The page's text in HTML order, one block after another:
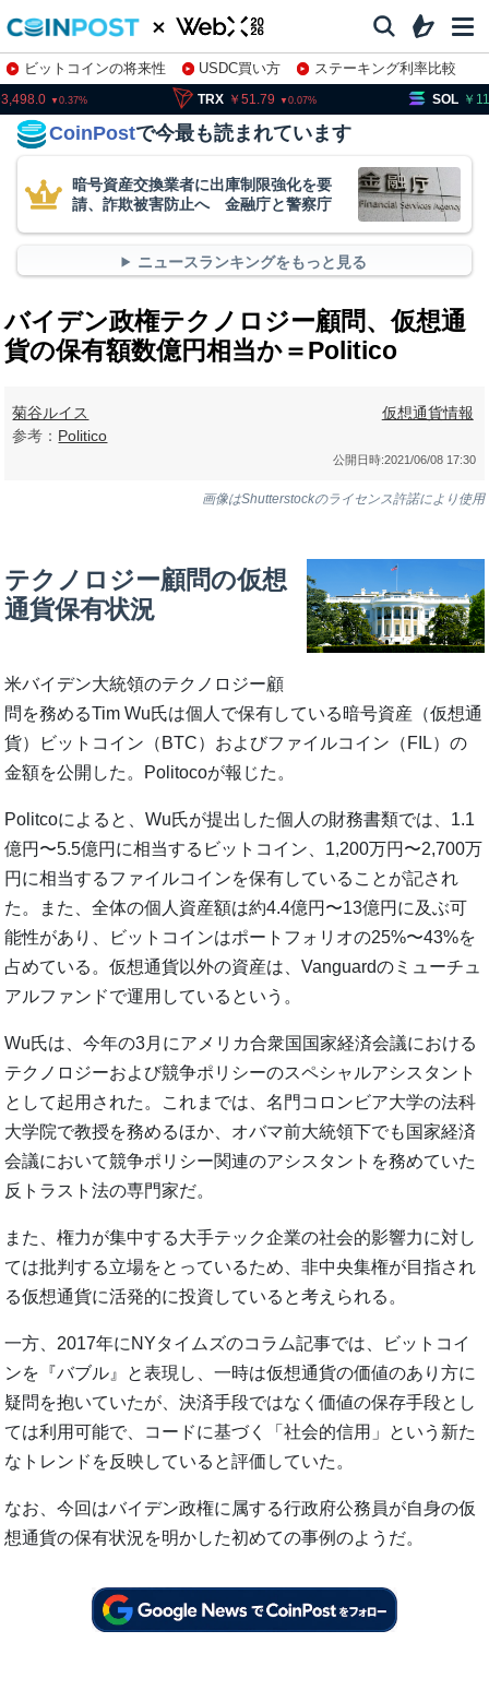
ビットコインの将来性 USDC買い方
ステーキング利率比較
株特集・関連銘柄
0.37 TRX 51.79 0.07 SOL
CoinPostで今最も読まれています
暗号資産交換業者に出庫制限強化を要
請、詐欺被害防止へ 金融庁と警察庁
ニュースランキングをもっと見る
バイデン政権テクノロジー顧問、仮想通
貨の保有額数億円相当か＝Politico
菊谷ルイス
参考： Politico
仮想通貨情報
公開日時:2021/06/08 17:30
画像はShutterstockのライセンス許諾により使用
テクノロジー顧問の仮想
通貨保有状況
米バイデン大統領のテクノロジー顧
問を務めるTim Wu氏は個人で保有している暗号資産（仮想通
貨）ビットコイン（BTC）およびファイルコイン（FIL）の
金額を公開した。Politocoが報じた。
Politcoによると、Wu氏が提出した個人の財務書類では、1.1
億円〜5.5億円に相当するビットコイン、1,200万円〜2,700万
円に相当するファイルコインを保有していることが記され
た。また、全体の個人資産額は約4.4億円〜13億円に及ぶ可
能性があり、ビットコインはポートフォリオの25%〜43%を
占めている。仮想通貨以外の資産は、Vanguardのミューチュ
アルファンドで運用しているという。
Wu氏は、今年の3月にアメリカ合衆国国家経済会議における
テクノロジーおよび競争ポリシーのスペシャルアシスタント
として起用された。これまでは、名門コロンビア大学の法科
大学院で教授を務めるほか、オバマ前大統領下でも国家経済
会議において競争ポリシー関連のアシスタントを務めていた
反トラスト法の専門家だ。
また、権力が集中する大手テック企業の社会的影響力に対し
ては批判する立場をとっているため、非中央集権が目指され
る仮想通貨に活発的に投資していると考えられる。
一方、2017年にNYタイムズのコラム記事では、ビットコイ
ンを『バブル』と表現し、一時は仮想通貨の価値のあり方に
疑問を抱いていたが、決済手段ではなく価値の保存手段とし
ては利用可能で、コードに基づく「社会的信用」という新た
なトレンドを反映していると評価していた。
なお、今回はバイデン政権に属する行政府公務員が自身の仮
想通貨の保有状況を明かした初めての事例のようだ。